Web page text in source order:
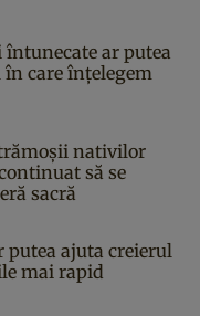
întunecate ar putea
care înțelegem
nativilor
să se
sacră
putea ajuta creierul
mai rapid